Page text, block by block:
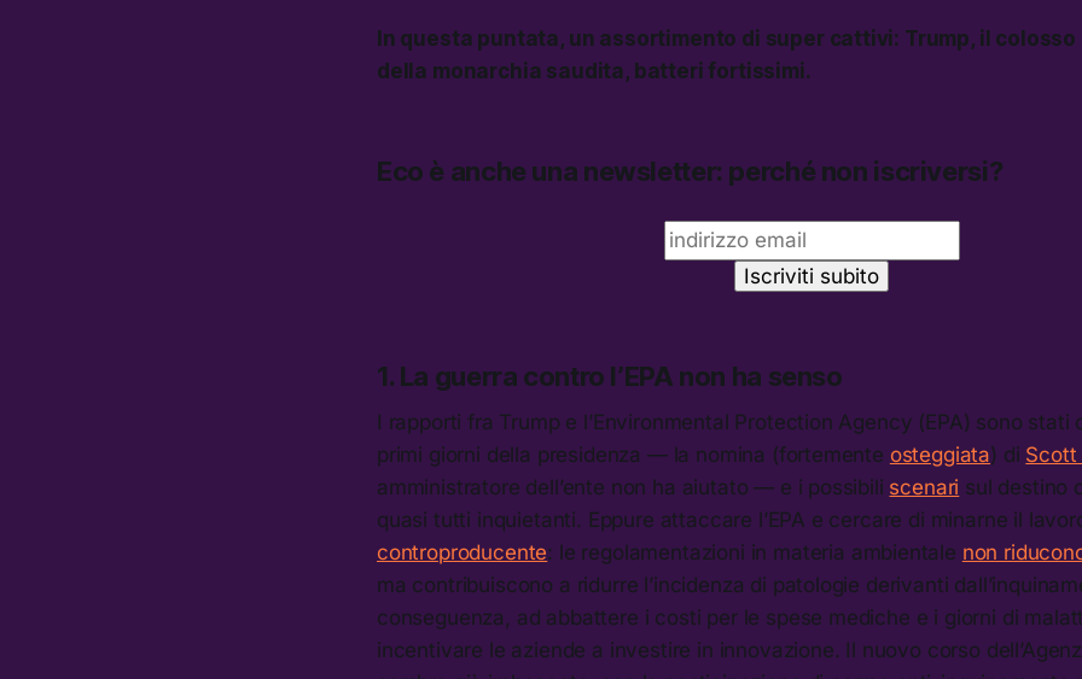
In questa puntata, un assortimento di super cattivi: Trump, il
della monarchia saudita, batteri fortissimi.
Eco è anche una newsletter: perché non iscriversi?
1. La guerra contro l’EPA non ha senso
I rapporti fra Trump e l’Environmental Protection Agency (EPA) sono stati
primi giorni della presidenza — la nomina (fortemente osteggiata) di Scott
amministratore dell’ente non ha aiutato — e i possibili scenari sul destino
quasi tutti inquietanti. Eppure attaccare l’EPA e cercare di minarne il
controproducente: le regolamentazioni in materia ambientale non
ma contribuiscono a ridurre l’incidenza di patologie derivanti
conseguenza, ad abbattere i costi per le spese mediche e i giorni di
incentivare le aziende a investire in innovazione. Il nuovo corso